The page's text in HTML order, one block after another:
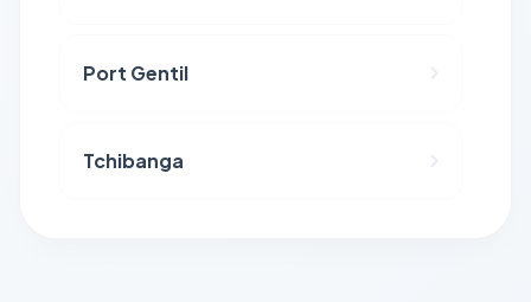
Port Gentil
Tchibanga